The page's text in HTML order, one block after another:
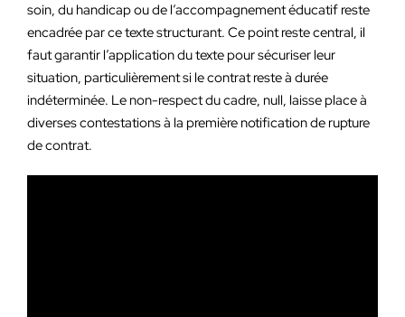
soin, du handicap ou de l’accompagnement éducatif reste
encadrée par ce texte structurant. Ce point reste central, il
faut garantir l’application du texte pour sécuriser leur
situation, particulièrement si le contrat reste à durée
indéterminée. Le non-respect du cadre, null, laisse place à
diverses contestations à la première notification de rupture
de contrat.